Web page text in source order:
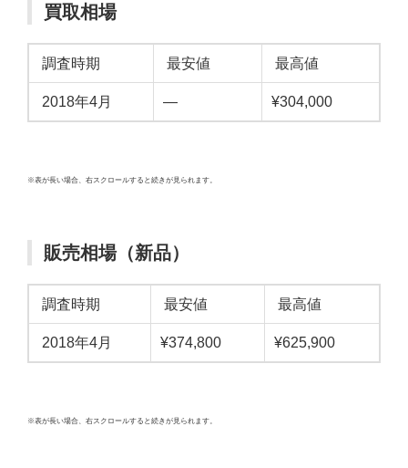
買取相場
調査時期 最安値 最高値
2018年4月 — ¥304,000
※表が長い場合、右スクロールすると続きが見られます。
販売相場（新品）
調査時期 最安値 最高値
2018年4月 ¥374,800 ¥625,900
※表が長い場合、右スクロールすると続きが見られます。